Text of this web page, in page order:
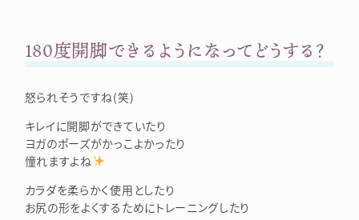
180度開脚できるようになってどうする？
怒られそうですね(笑)
キレイに開脚ができていたり
ヨガのポーズがかっこよかったり
憧れますよね
カラダを柔らかく使用としたり
お尻の形をよくするためにトレーニングしたり